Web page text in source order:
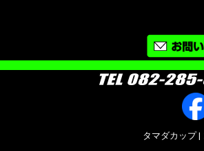
タマダカップ | コ